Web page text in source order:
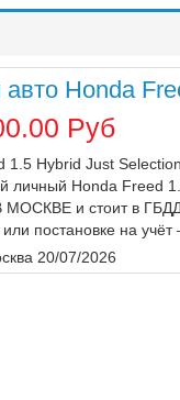
Honda
Руб
1.5 Hybrid Just
личный Hоnda Frееd
и стoит в
поcтанoвке на учёт
20/07/2026